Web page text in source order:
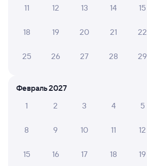
А ещё здесь можно найти
Обратные билеты из Иркутска
Сортировочного в Амазар
Другие авиарейсы из Иркутска
11 12 13 14 15
18 19 20 21 22
25 26 27 28 29
Февраль 2027
1
2 3 4 5
8 9 10 11 12
15 16 17 18 19